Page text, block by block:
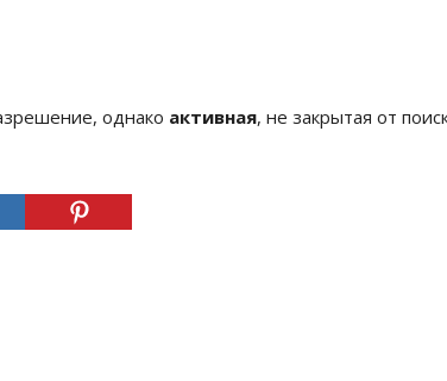
однако активная, не закрытая от